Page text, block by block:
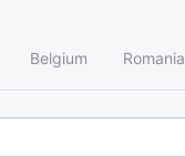
Belgium Romania